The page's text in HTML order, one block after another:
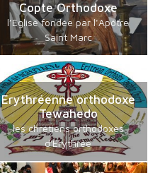
Copte Orthodoxe
l’Eglise fondée par l’Apôtre
Saint Marc
Erythréenne orthodoxe
Tewahedo
les chrétiens orthodoxes
d'Erythrée